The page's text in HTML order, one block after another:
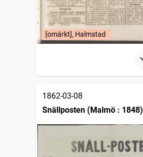
[omärkt], Halmstad
1862-03-08
Snällposten (Malmö : 1848)